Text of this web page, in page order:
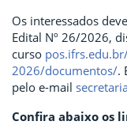
Os interessados
Edital Nº 26/2026,
curso
2026/documentos/.
pelo e-mail
Confira abaixo os